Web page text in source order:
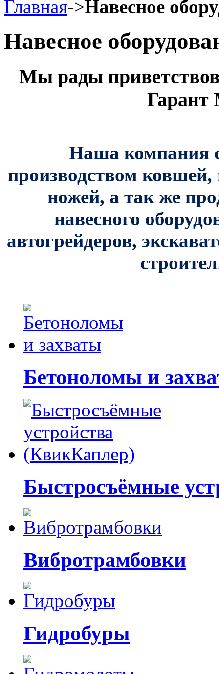
Главная->Навесное
Навесное
Мы рады
Гарант
Наша компания с
производством ковшей,
ножей, а так же
навесного
автогрейдеров,
Бетоноломы и
Быстросъёмные
Вибротрамбовки
Гидробуры